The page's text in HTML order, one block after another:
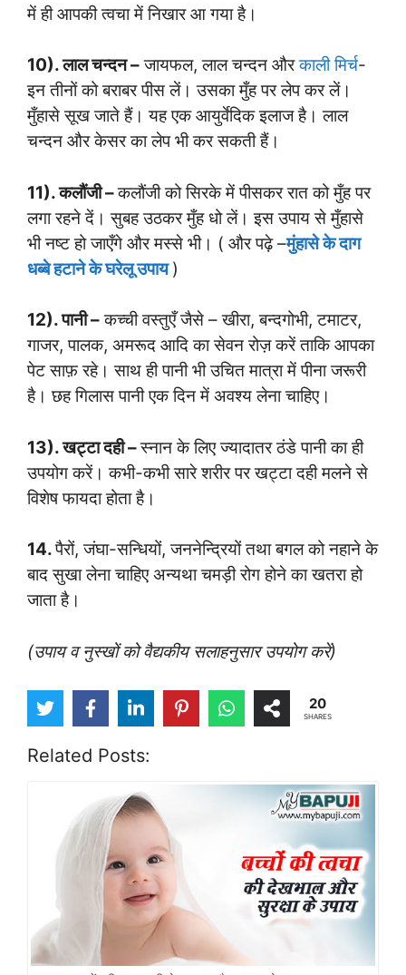
में ही आपकी त्वचा में निखार आ गया है।
10). लाल चन्दन –जायफल, लाल चन्दन औरकाली मिर्च-
इन तीनों को बराबर पीस लें। उसका मुँह पर लेप कर लें।
मुँहासे सूख जाते हैं। यह एक आयुर्वेदिक इलाज है। लाल
चन्दन और केसर का लेप भी कर सकती हैं।
11). कलौंजी –कलौंजी को सिरके में पीसकर रात को मुँह पर
लगा रहने दें। सुबह उठकर मुँह धो लें। इस उपाय से मुँहासे
भी नष्ट हो जाएँगे और मस्से भी। ( और पढ़े –मुंहासे के दाग
धब्बे हटाने के घरेलू उपाय)
12). पानी –कच्ची वस्तुएँ जैसे – खीरा, बन्दगोभी, टमाटर,
गाजर, पालक, अमरूद आदि का सेवन रोज़ करें ताकि आपका
पेट साफ़ रहे। साथ ही पानी भी उचित मात्रा में पीना जरूरी
है। छह गिलास पानी एक दिन में अवश्य लेना चाहिए।
13). खट्टा दही –स्नान के लिए ज्यादातर ठंडे पानी का ही
उपयोग करें। कभी-कभी सारे शरीर पर खट्टा दही मलने से
विशेष फायदा होता है।
14.पैरों, जंघा-सन्धियों, जननेन्द्रियों तथा बगल को नहाने के
बाद सुखा लेना चाहिए अन्यथा चमड़ी रोग होने का खतरा हो
जाता है।
(उपाय व नुस्खों को वैद्यकीय सलाहनुसार उपयोग करें)
20
SHARES
Related Posts: